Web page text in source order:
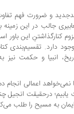
و ضرورت فهم تفاوت و
در این زمینه به‌­کار
این باور است
تقسیم‌­بندی
و حکمت نیز به‌­کلّی
اعمالی انجام دهیم تا
درحقیقت انجیل چنین
مسیح را طلب می‌کند.» (ص